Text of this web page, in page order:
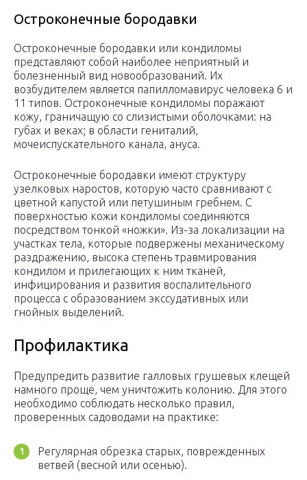
Остроконечные бородавки
Остроконечные бородавки или кондиломы
представляют собой наиболее неприятный и
болезненный вид новообразований. Их
возбудителем является папилломавирус человека 6 и
11 типов. Остроконечные кондиломы поражают
кожу, граничащую со слизистыми оболочками: на
губах и веках; в области гениталий,
мочеиспускательного канала, ануса.
Остроконечные бородавки имеют структуру
узелковых наростов, которую часто сравнивают с
цветной капустой или петушиным гребнем. С
поверхностью кожи кондиломы соединяются
посредством тонкой «ножки». Из-за локализации на
участках тела, которые подвержены механическому
раздражению, высока степень травмирования
кондилом и прилегающих к ним тканей,
инфицирования и развития воспалительного
процесса с образованием экссудативных или
гнойных выделений.
Профилактика
Предупредить развитие галловых грушевых клещей
намного проще, чем уничтожить колонию. Для этого
необходимо соблюдать несколько правил,
проверенных садоводами на практике:
Регулярная обрезка старых, поврежденных
ветвей (весной или осенью).